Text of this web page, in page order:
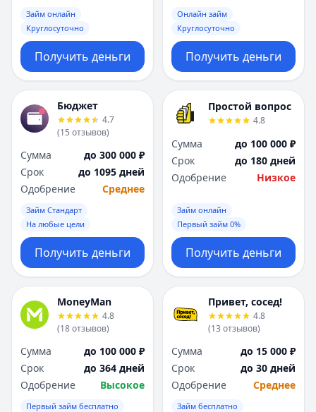
Займ онлайн
Круглосуточно
Получить деньги
Онлайн займ
Круглосуточно
Получить деньги
Бюджет
4.7
(15 отзывов)
Сумма
до 300 000 ₽
Срок
до 1095 дней
Одобрение
Среднее
Займ Стандарт
На любые цели
Получить деньги
Простой вопрос
4.8
Сумма
до 100 000 ₽
Срок
до 180 дней
Одобрение
Низкое
Займ онлайн
Первый займ 0%
Получить деньги
MoneyMan
4.8
(18отзывов)
Сумма
до 100 000 ₽
Срок
до 364 дней
Одобрение
Высокое
Первый займ бесплатно
Привет, сосед!
4.8
(13 отзывов)
Сумма
до 15 000 ₽
Срок
до 30 дней
Одобрение
Среднее
Займ бесплатно